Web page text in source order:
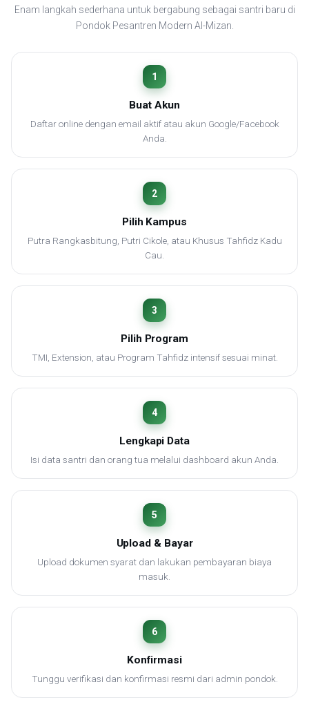
Enam langkah sederhana untuk bergabung sebagai santri baru di
Pondok Pesantren Modern Al-Mizan.
1
Buat Akun
Daftar online dengan email aktif atau akun Google/Facebook
Anda.
2
Pilih Kampus
Putra Rangkasbitung, Putri Cikole, atau Khusus Tahfidz Kadu
Cau.
3
Pilih Program
TMI, Extension, atau Program Tahfidz intensif sesuai minat.
4
Lengkapi Data
Isi data santri dan orang tua melalui dashboard akun Anda.
5
Upload & Bayar
Upload dokumen syarat dan lakukan pembayaran biaya
masuk.
6
Konfirmasi
Tunggu verifikasi dan konfirmasi resmi dari admin pondok.